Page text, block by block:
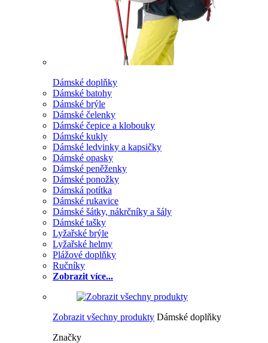
Dámské doplňky
Dámské batohy
Dámské brýle
Dámské čelenky
Dámské čepice a klobouky
Dámské kukly
Dámské ledvinky a kapsičky
Dámské opasky
Dámské peněženky
Dámské ponožky
Dámská potítka
Dámské rukavice
Dámské šátky, nákrčníky a šály
Dámské tašky
Lyžařské brýle
Lyžařské helmy
Plážové doplňky
Ručníky
Zobrazit více...
Zobrazit všechny produkty Dámské doplňky
Značky